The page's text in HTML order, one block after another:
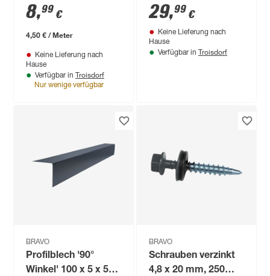
cm grau
8,99 €
4,50 € / Meter
Keine Lieferung nach
Hause
Verfügbar in Troisdorf
Nur wenige verfügbar
Pack
29,99 €
Keine Lieferung nach
Hause
Verfügbar in Troisdorf
BRAVO
Profilblech '90°
Winkel' 100 x 5 x 5
BRAVO
Schrauben verzinkt
4,8 x 20 mm, 250